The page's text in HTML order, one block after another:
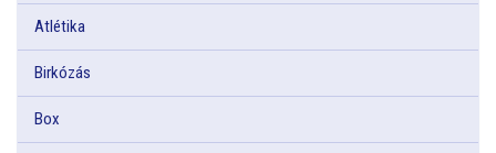
Atlétika
Birkózás
Box